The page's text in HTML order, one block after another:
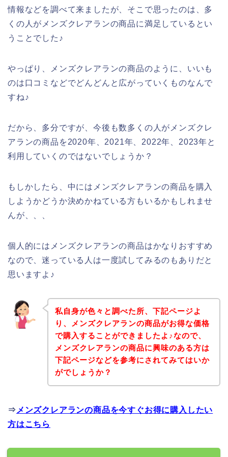
情報などを調べて来ましたが、そこで思ったのは、多
くの人がメンズクレアランの商品に満足しているとい
うことでした♪
やっぱり、メンズクレアランの商品のように、いいも
のは口コミなどでどんどんと広がっていくものなんで
すね♪
だから、多分ですが、今後も数多くの人がメンズクレ
アランの商品を2020年、2021年、2022年、2023年と
利用していくのではないでしょうか？
もしかしたら、中にはメンズクレアランの商品を購入
しようかどうか決めかねている方もいるかもしれませ
んが、、、
個人的にはメンズクレアランの商品はかなりおすすめ
なので、迷っている人は一度試してみるのもありだと
思いますよ♪
私自身が色々と調べた所、下記ページよ
り、メンズクレアランの商品がお得な価格
で購入することができましたよ♪なので、
メンズクレアランの商品に興味のある方は
下記ページなどを参考にされてみてはいか
がでしょうか？
⇒ メンズクレアランの商品を今すぐお得に購入したい
方はこちら